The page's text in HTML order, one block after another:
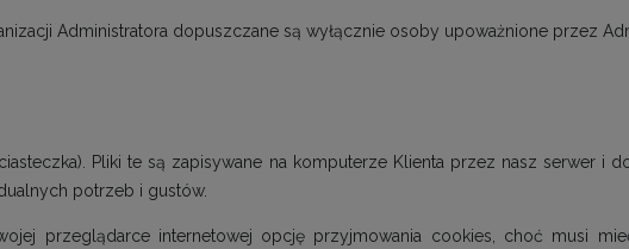
Administratora dopuszczane są wyłącznie osoby upoważnione przez
Pliki te są zapisywane na komputerze Klienta przez nasz serwer i
potrzeb i gustów.
przeglądarce internetowej opcję przyjmowania cookies, choć musi